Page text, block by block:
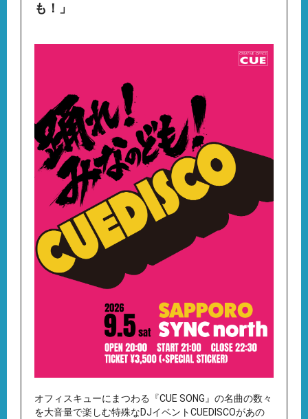
も！」
オフィスキューにまつわる『CUE SONG』の名曲の数々
を大音量で楽しむ特殊なDJイベントCUEDISCOがあの